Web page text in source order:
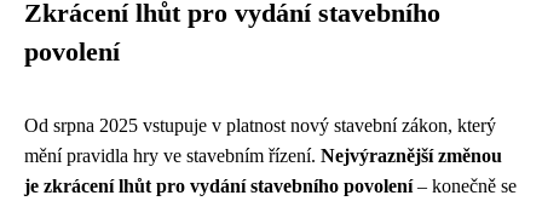
Zkrácení lhůt pro vydání stavebního
povolení
Od srpna 2025 vstupuje v platnost nový stavební zákon, který
mění pravidla hry ve stavebním řízení. Nejvýraznější změnou
je zkrácení lhůt pro vydání stavebního povolení– konečně se